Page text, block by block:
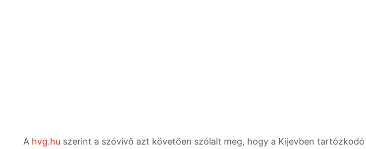
A hvg.hu szerint a szóvivő azt követően szólalt meg, hogy a Kijevben